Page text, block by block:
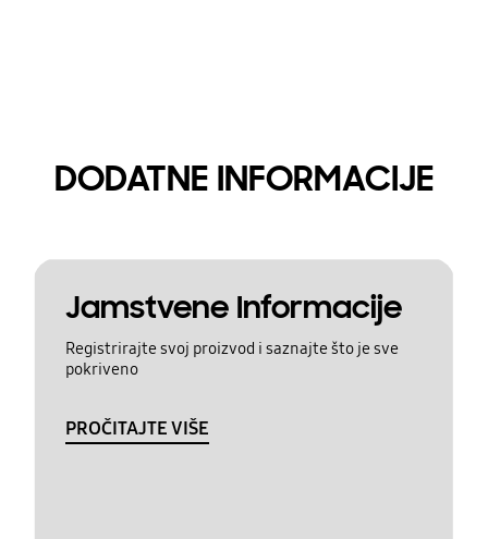
DODATNE INFORMACIJE
Jamstvene Informacije
Registrirajte svoj proizvod i saznajte što je sve
pokriveno
PROČITAJTE VIŠE